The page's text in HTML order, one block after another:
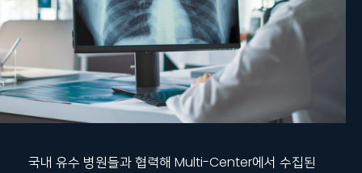
국내 유수 병원들과 협력해 Multi-Center에서 수집된